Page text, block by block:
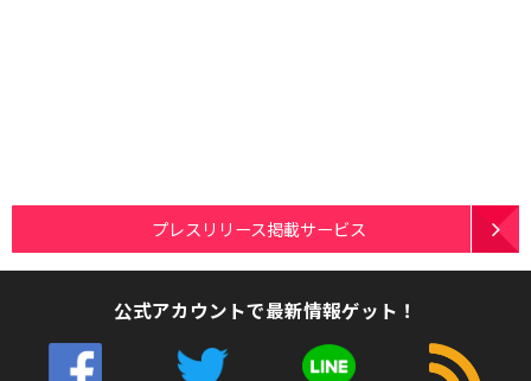
プレスリリース掲載サービス
公式アカウントで最新情報ゲット！